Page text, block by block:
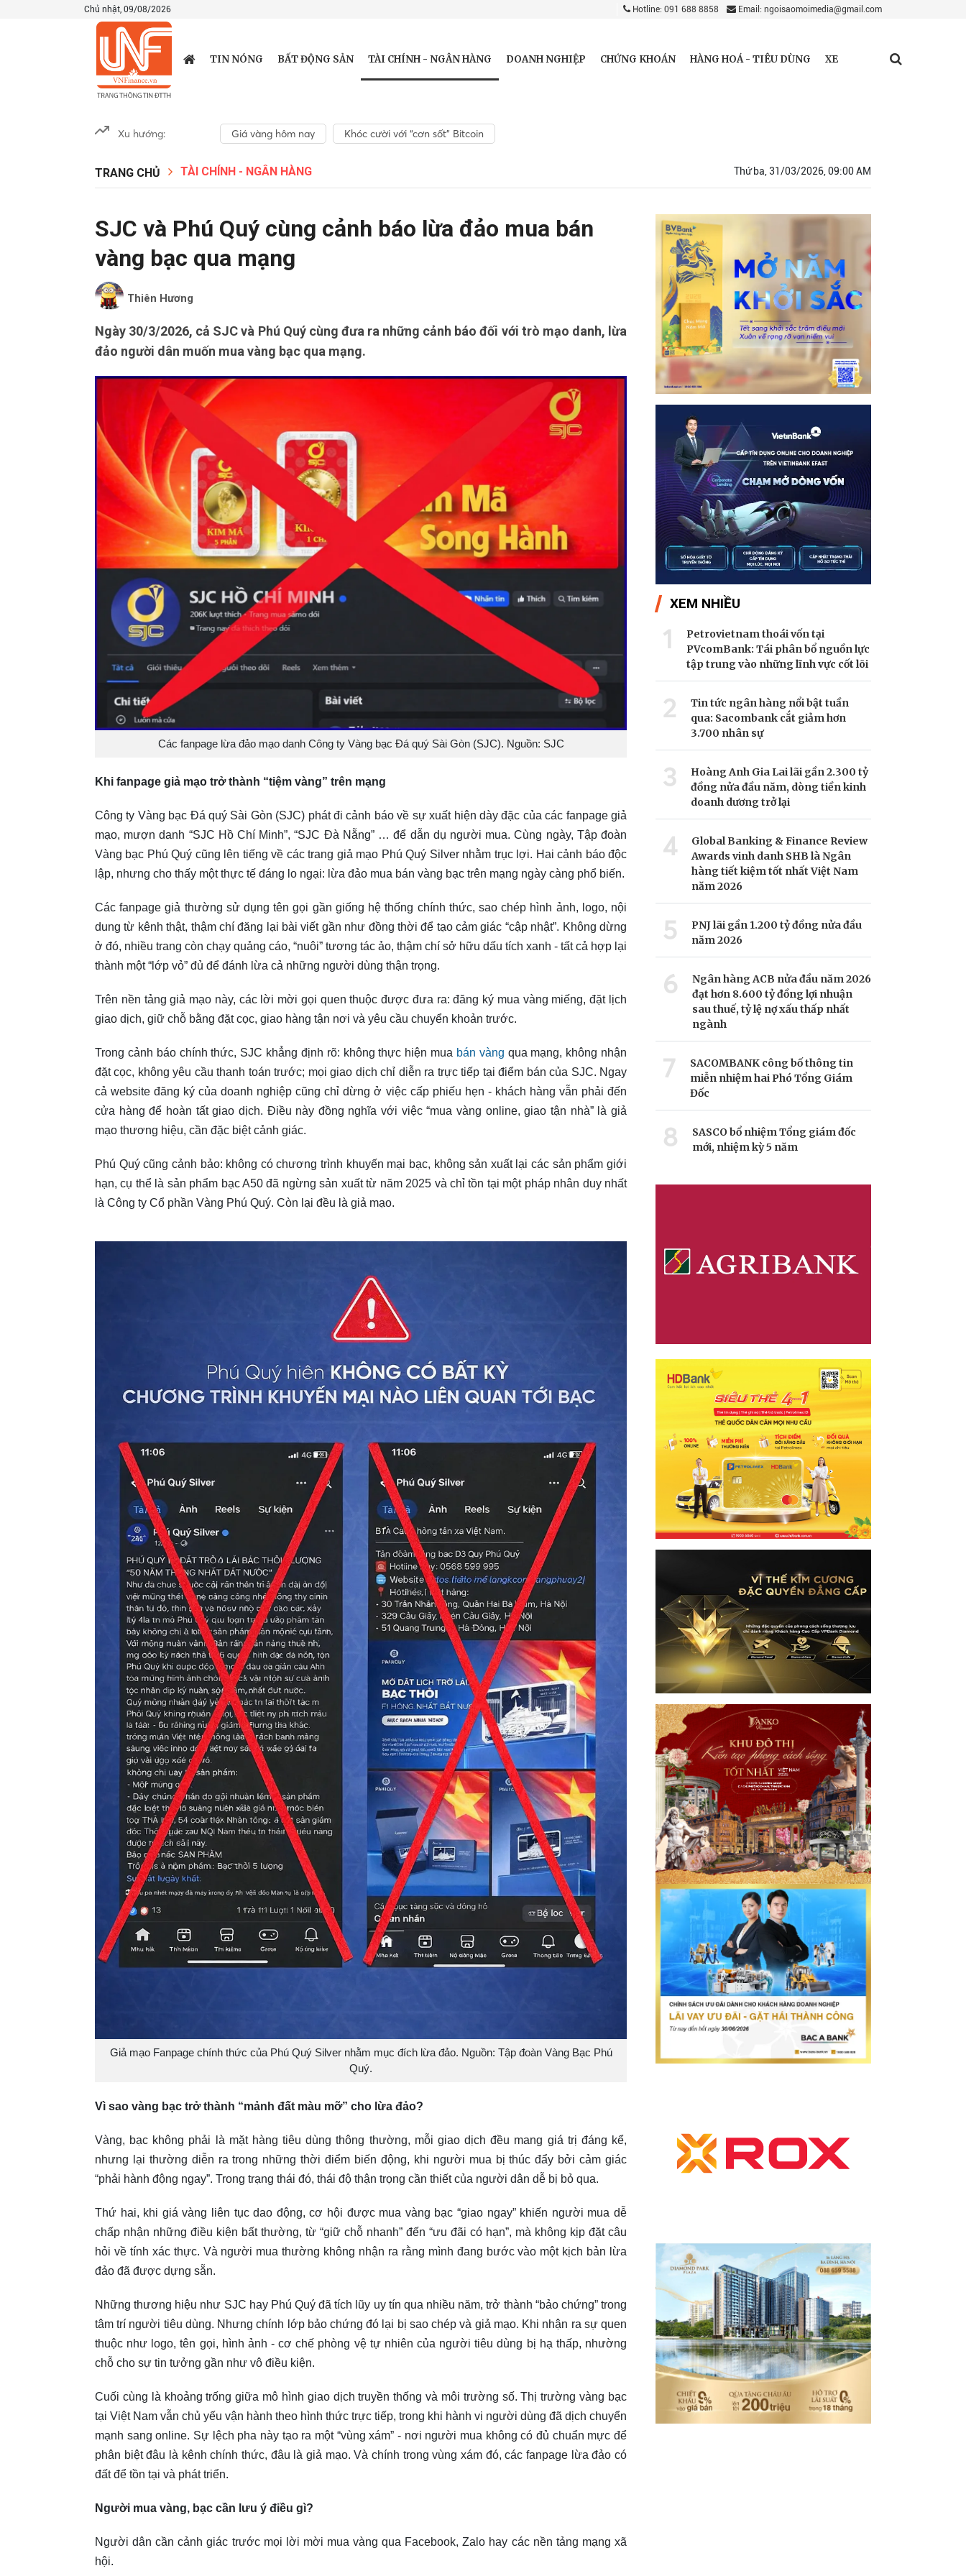
Chủ nhật, 09/08/2026 Hotline: 091 688 8858 Email: ngoisaomoimedia@gmail.com
TIN NÓNG BẤT ĐỘNG SẢN TÀI CHÍNH - NGÂN HÀNG DOANH NGHIỆP CHỨNG KHOÁN HÀNG HOÁ - TIÊU DÙNG XE
Xu hướng: Giá vàng hôm nay Khóc cười với “cơn sốt” Bitcoin
TRANG CHỦ TÀI CHÍNH - NGÂN HÀNG Thứ ba, 31/03/2026, 09:00 AM
SJC và Phú Quý cùng cảnh báo lừa đảo mua bán
vàng bạc qua mạng
Thiên Hương
Ngày 30/3/2026, cả SJC và Phú Quý cùng đưa ra những cảnh báo đối với trò mạo danh, lừa
đảo người dân muốn mua vàng bạc qua mạng.
Các fanpage lừa đảo mạo danh Công ty Vàng bạc Đá quý Sài Gòn (SJC). Nguồn: SJC
Khi fanpage giả mạo trở thành “tiệm vàng” trên mạng
Công ty Vàng bạc Đá quý Sài Gòn (SJC) phát đi cảnh báo về sự xuất hiện dày đặc của các fanpage giả
mạo, mượn danh “SJC Hồ Chí Minh”, “SJC Đà Nẵng” … để dẫn dụ người mua. Cùng ngày, Tập đoàn
Vàng bạc Phú Quý cũng lên tiếng về các trang giả mạo Phú Quý Silver nhằm trục lợi. Hai cảnh báo độc
lập, nhưng cho thấy một thực tế đáng lo ngại: lừa đảo mua bán vàng bạc trên mạng ngày càng phổ biến.
Các fanpage giả thường sử dụng tên gọi gần giống hệ thống chính thức, sao chép hình ảnh, logo, nội
dung từ kênh thật, thậm chí đăng lại bài viết gần như đồng thời để tạo cảm giác “cập nhật”. Không dừng
ở đó, nhiều trang còn chạy quảng cáo, “nuôi” tương tác ảo, thậm chí sở hữu dấu tích xanh - tất cả hợp lại
thành một “lớp vỏ” đủ để đánh lừa cả những người dùng thận trọng.
Trên nền tảng giả mạo này, các lời mời gọi quen thuộc được đưa ra: đăng ký mua vàng miếng, đặt lịch
giao dịch, giữ chỗ bằng đặt cọc, giao hàng tận nơi và yêu cầu chuyển khoản trước.
Trong cảnh báo chính thức, SJC khẳng định rõ: không thực hiện mua bán vàng qua mạng, không nhận
đặt cọc, không yêu cầu thanh toán trước; mọi giao dịch chỉ diễn ra trực tiếp tại điểm bán của SJC. Ngay
cả website đăng ký của doanh nghiệp cũng chỉ dừng ở việc cấp phiếu hẹn - khách hàng vẫn phải đến
cửa hàng để hoàn tất giao dịch. Điều này đồng nghĩa với việc “mua vàng online, giao tận nhà” là giả
mạo thương hiệu, cần đặc biệt cảnh giác.
Phú Quý cũng cảnh bảo: không có chương trình khuyến mại bạc, không sản xuất lại các sản phẩm giới
hạn, cụ thể là sản phẩm bạc A50 đã ngừng sản xuất từ năm 2025 và chỉ tồn tại một pháp nhân duy nhất
là Công ty Cổ phần Vàng Phú Quý. Còn lại đều là giả mạo.
Giả mạo Fanpage chính thức của Phú Quý Silver nhằm mục đích lừa đảo. Nguồn: Tập đoàn Vàng Bạc Phú
Quý.
Vì sao vàng bạc trở thành “mảnh đất màu mỡ” cho lừa đảo?
Vàng, bạc không phải là mặt hàng tiêu dùng thông thường, mỗi giao dịch đều mang giá trị đáng kể,
nhưng lại thường diễn ra trong những thời điểm biến động, khi người mua bị thúc đẩy bởi cảm giác
“phải hành động ngay”. Trong trạng thái đó, thái độ thận trọng cần thiết của người dân dễ bị bỏ qua.
Thứ hai, khi giá vàng liên tục dao động, cơ hội được mua vàng bạc “giao ngay” khiến người mua dễ
chấp nhận những điều kiện bất thường, từ “giữ chỗ nhanh” đến “ưu đãi có hạn”, mà không kịp đặt câu
hỏi về tính xác thực. Và người mua thường không nhận ra rằng mình đang bước vào một kịch bản lừa
đảo đã được dựng sẵn.
Những thương hiệu như SJC hay Phú Quý đã tích lũy uy tín qua nhiều năm, trở thành “bảo chứng” trong
tâm trí người tiêu dùng. Nhưng chính lớp bảo chứng đó lại bị sao chép và giả mạo. Khi nhận ra sự quen
thuộc như logo, tên gọi, hình ảnh - cơ chế phòng vệ tự nhiên của người tiêu dùng bị hạ thấp, nhường
chỗ cho sự tin tưởng gần như vô điều kiện.
Cuối cùng là khoảng trống giữa mô hình giao dịch truyền thống và môi trường số. Thị trường vàng bạc
tại Việt Nam vẫn chủ yếu vận hành theo hình thức trực tiếp, trong khi hành vi người dùng đã dịch chuyển
mạnh sang online. Sự lệch pha này tạo ra một “vùng xám” - nơi người mua không có đủ chuẩn mực để
phân biệt đâu là kênh chính thức, đâu là giả mạo. Và chính trong vùng xám đó, các fanpage lừa đảo có
đất để tồn tại và phát triển.
Người mua vàng, bạc cần lưu ý điều gì?
Người dân cần cảnh giác trước mọi lời mời mua vàng qua Facebook, Zalo hay các nền tảng mạng xã
hội.
XEM NHIỀU
1
Petrovietnam thoái vốn tại
PVcomBank: Tái phân bổ nguồn lực
tập trung vào những lĩnh vực cốt lõi
2
Tin tức ngân hàng nổi bật tuần
qua: Sacombank cắt giảm hơn
3.700 nhân sự
3
Hoàng Anh Gia Lai lãi gần 2.300 tỷ
đồng nửa đầu năm, dòng tiền kinh
doanh dương trở lại
4
Global Banking & Finance Review
Awards vinh danh SHB là Ngân
hàng tiết kiệm tốt nhất Việt Nam
năm 2026
5
PNJ lãi gần 1.200 tỷ đồng nửa đầu
năm 2026
6
Ngân hàng ACB nửa đầu năm 2026
đạt hơn 8.600 tỷ đồng lợi nhuận
sau thuế, tỷ lệ nợ xấu thấp nhất
ngành
7
SACOMBANK công bố thông tin
miễn nhiệm hai Phó Tổng Giám
Đốc
8
SASCO bổ nhiệm Tổng giám đốc
mới, nhiệm kỳ 5 năm